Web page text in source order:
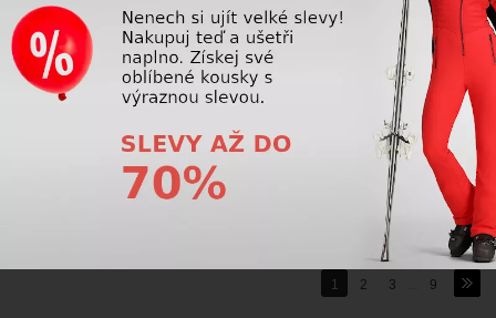
Lyžařské brýle POC Nexal
Sulphite Yellow/Clarity
Universal/Partly Sunny Ivory
4 031,25 Kč 5 750,00Kč
Lyžařské brýle POC Fovea
Sulphite Yellow/Partly Sunny Ivory
3 468,75 Kč 5 000,00 Kč
24 dalších
1 2 3 9